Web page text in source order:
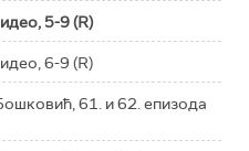
5-9 (R)
6-9 (R)
61. и 62. епизода